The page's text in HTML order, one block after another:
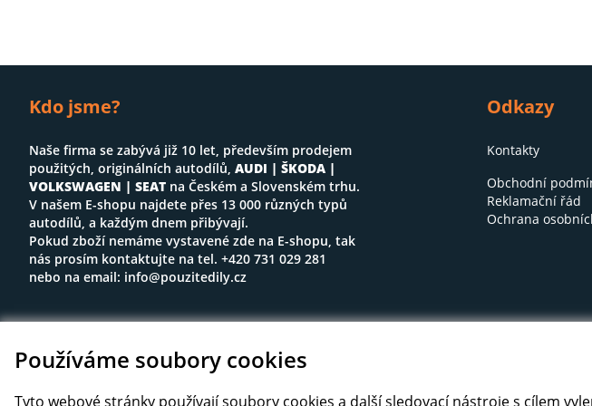
Kdo jsme?
Naše firma se zabývá již 10 let, především prodejem
použitých, originálních autodílů, AUDI | ŠKODA |
VOLKSWAGEN | SEAT na Českém a Slovenském trhu.
V našem E-shopu najdete přes 13 000 různých typů
autodílů, a každým dnem přibývají.
Pokud zboží nemáme vystavené zde na E-shopu, tak
nás prosím kontaktujte na tel. +420 731 029 281
nebo na email: info@pouzitedily.cz
Odkazy
Kontakty
Obchodní
Reklamační řád
Ochrana
Používáme soubory cookies
Tyto webové stránky používají soubory cookies a další sledovací nástroje s cílem